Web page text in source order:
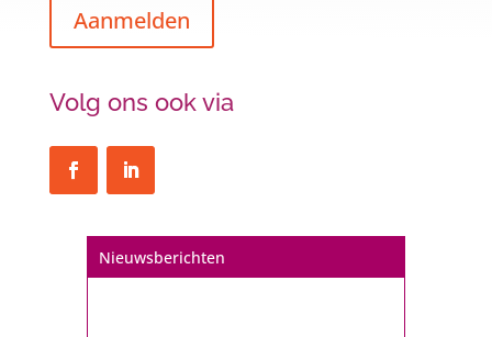
Aanmelden
Volg ons ook via
Nieuwsberichten
De woningmarkt is nog steeds in beweging.
Misschien denkt u na over verhuizen, verbouwen